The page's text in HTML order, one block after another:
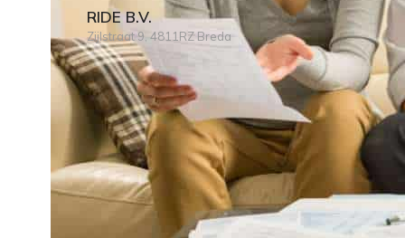
RIDE B.V.
Zijlstraat 9, 4811RZ Breda